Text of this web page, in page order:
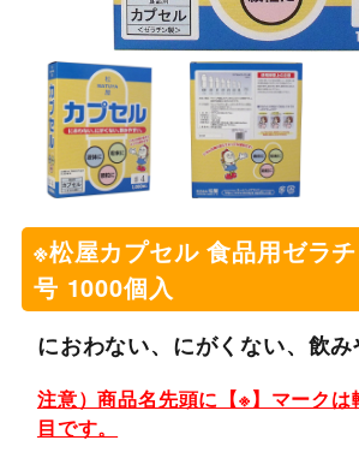
※松屋カプセル 食品用ゼラ
号 1000個入
におわない、にがくない、飲み
注意）商品名先頭に【※】マークは
目です。